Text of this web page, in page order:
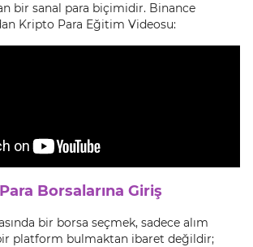
bir sanal para biçimidir. Binance
Kripto Para Eğitim Videosu:
Borsalarına Giriş
bir borsa seçmek, sadece alım
platform bulmaktan ibaret değildir;